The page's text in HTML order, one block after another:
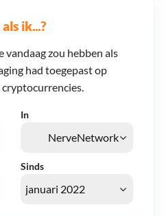
ik...?
vandaag zou hebben als
had toegepast op
In
Sinds